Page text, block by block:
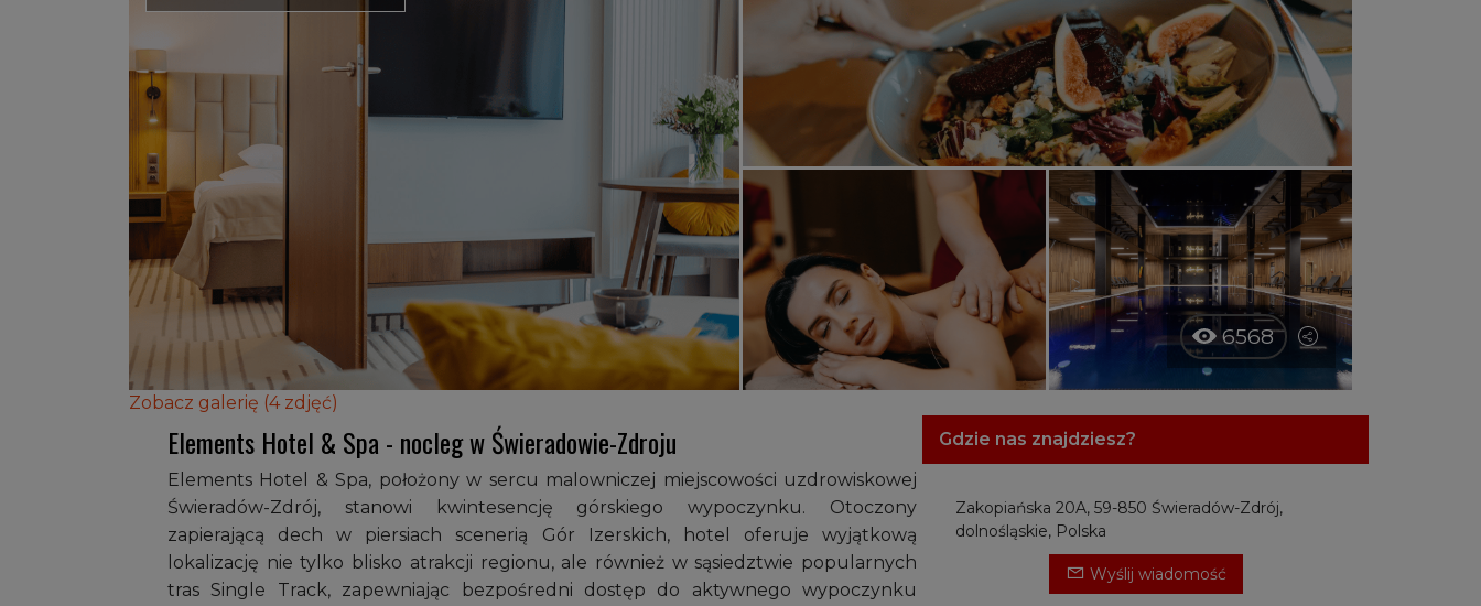
Zobacz galerię (4 zdjęć)
6568
Elements Hotel & Spa - nocleg w Świeradowie-Zdroju
Elements Hotel & Spa, położony w sercu malowniczej miejscowości uzdrowiskowej
Świeradów-Zdrój, stanowi kwintesencję górskiego wypoczynku. Otoczony
zapierającą dech w piersiach scenerią Gór Izerskich, hotel oferuje wyjątkową
lokalizację nie tylko blisko atrakcji regionu, ale również w sąsiedztwie popularnych
tras Single Track, zapewniając bezpośredni dostęp do aktywnego wypoczynku
Gdzie nas znajdziesz?
Zakopiańska 20A, 59-850 Świeradów-Zdrój,
dolnośląskie, Polska
Wyślij wiadomość